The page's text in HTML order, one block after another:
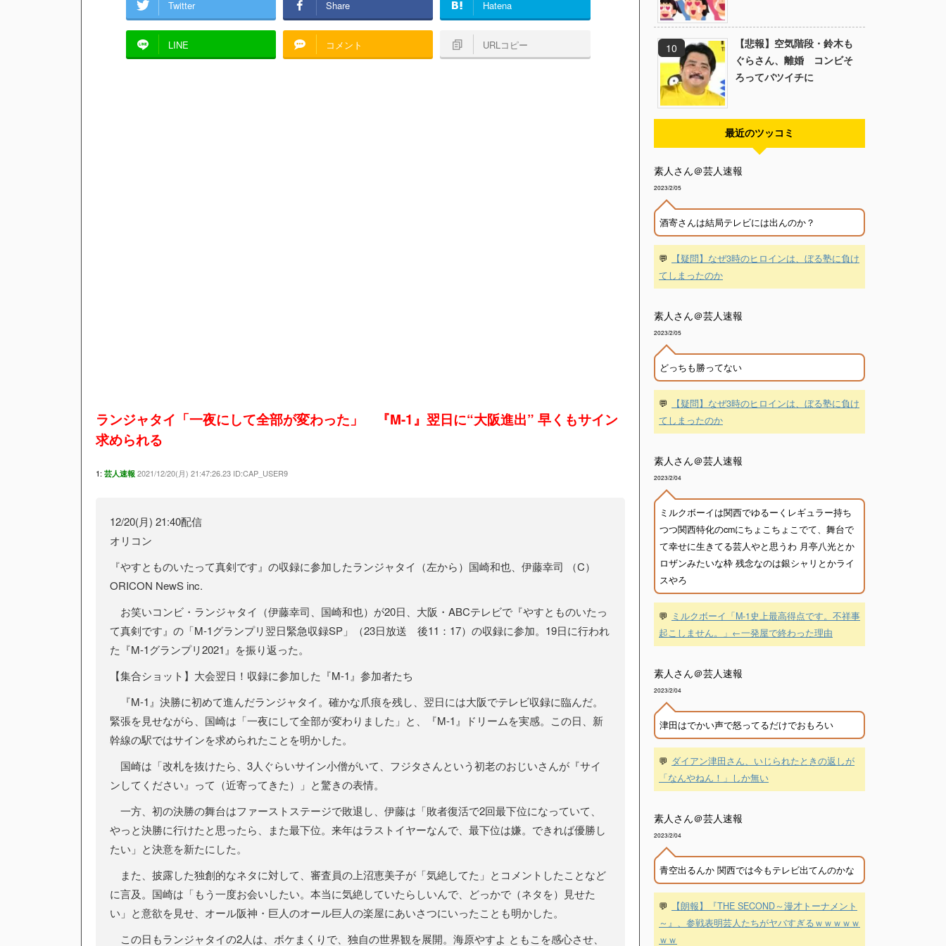
Twitter Share Hatena
LINE コメント URLコピー
ランジャタイ「一夜にして全部が変わった」 『M-1』翌日に“大阪進出” 早くもサイン
求められる
1: 芸人速報 2021/12/20(月) 21:47:26.23 ID:CAP_USER9
12/20(月) 21:40配信
オリコン
『やすとものいたって真剣です』の収録に参加したランジャタイ（左から）国崎和也、伊藤幸司 （C）
ORICON NewS inc.
お笑いコンビ・ランジャタイ（伊藤幸司、国崎和也）が20日、大阪・ABCテレビで『やすとものいたっ
て真剣です』の「M-1グランプリ翌日緊急収録SP」（23日放送 後11：17）の収録に参加。19日に行われ
た『M-1グランプリ2021』を振り返った。
【集合ショット】大会翌日！収録に参加した『M-1』参加者たち
『M-1』決勝に初めて進んだランジャタイ。確かな爪痕を残し、翌日には大阪でテレビ収録に臨んだ。
緊張を見せながら、国崎は「一夜にして全部が変わりました」と、『M-1』ドリームを実感。この日、新
幹線の駅ではサインを求められたことを明かした。
国崎は「改札を抜けたら、3人ぐらいサイン小僧がいて、フジタさんという初老のおじいさんが『サイ
ンしてください』って（近寄ってきた）」と驚きの表情。
一方、初の決勝の舞台はファーストステージで敗退し、伊藤は「敗者復活で2回最下位になっていて、
やっと決勝に行けたと思ったら、また最下位。来年はラストイヤーなんで、最下位は嫌。できれば優勝し
たい」と決意を新たにした。
また、披露した独創的なネタに対して、審査員の上沼恵美子が「気絶してた」とコメントしたことなど
に言及。国崎は「もう一度お会いしたい。本当に気絶していたらしいんで、どっかで（ネタを）見せた
い」と意欲を見せ、オール阪神・巨人のオール巨人の楽屋にあいさつにいったことも明かした。
この日もランジャタイの2人は、ボケまくりで、独自の世界観を展開。海原やすよ ともこを感心させ、
【悲報】空気階段・鈴木も
ぐらさん、離婚 コンビそ
ろってバツイチに
最近のツッコミ
素人さん＠芸人速報
2023/2/05
酒寄さんは結局テレビには出んのか？
💬
【疑問】なぜ3時のヒロインは、ぼる塾に負け
てしまったのか
素人さん＠芸人速報
2023/2/05
どっちも勝ってない
💬
【疑問】なぜ3時のヒロインは、ぼる塾に負け
てしまったのか
素人さん＠芸人速報
2023/2/04
ミルクボーイは関西でゆるーくレギュラー持ち
つつ関西特化のcmにちょこちょこでて、舞台で
て幸せに生きてる芸人やと思うわ 月亭八光とか
ロザンみたいな枠 残念なのは銀シャリとかライ
スやろ
💬 ミルクボーイ「M-1史上最高得点です。不祥事
起こしません。」←一発屋で終わった理由
素人さん＠芸人速報
2023/2/04
津田はでかい声で怒ってるだけでおもろい
💬 ダイアン津田さん、いじられたときの返しが
「なんやねん！」しか無い
素人さん＠芸人速報
2023/2/04
青空出るんか 関西では今もテレビ出てんのかな
💬
【朗報】『THE SECOND～漫才トーナメント
～』、参戦表明芸人たちがヤバすぎるｗｗｗｗｗ
ｗｗ